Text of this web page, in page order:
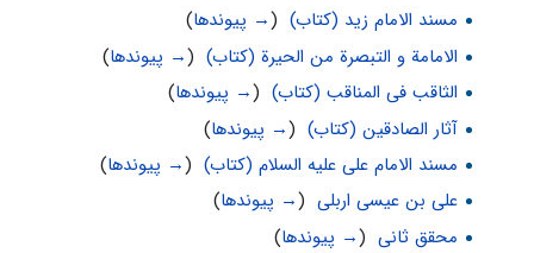
مسند الامام زید (کتاب)‏
(→ پیوندها)
الامامة و التبصرة من الحیرة (کتاب)‏
(→ پیوندها)
الثاقب فی المناقب (کتاب)‏
(→ پیوندها)
آثار الصادقین (کتاب)‏
(→ پیوندها)
مسند الامام علی علیه السلام (کتاب)‏
(→ پیوندها)
علی بن عیسی اربلی‏
(→ پیوندها)
محقق ثانی‏
(→ پیوندها)